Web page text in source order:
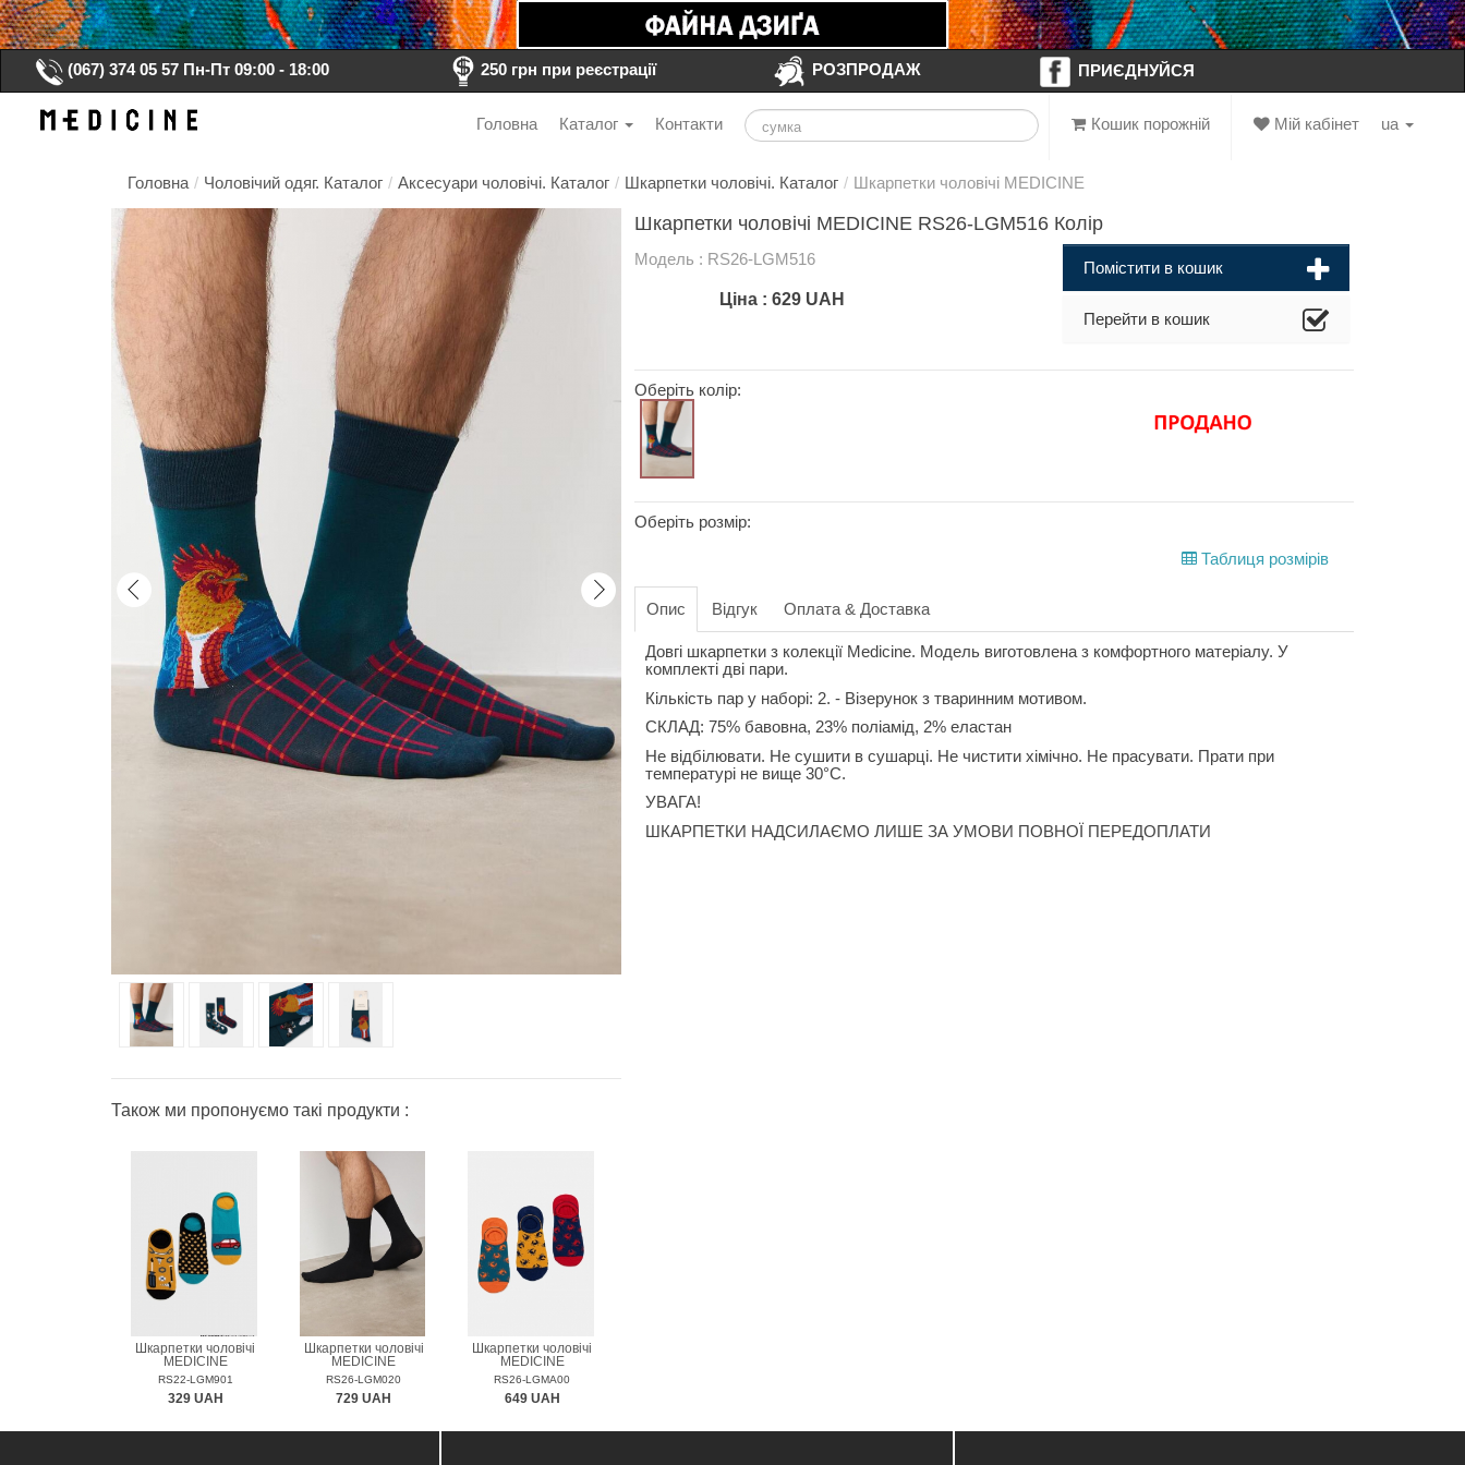
(067) 374 05 57 Пн-Пт 09:00 - 18:00 250 грн при реєстрації РОЗПРОДАЖ ПРИЄДНУЙСЯ
ua
Мій кабінет
Кошик порожній
Головна Каталог Контакти
Головна / Чоловічий одяг. Каталог / Аксесуари чоловічі. Каталог / Шкарпетки чоловічі. Каталог / Шкарпетки чоловічі MEDICINE
Також ми пропонуємо такі продукти :
Шкарпетки чоловічі
MEDICINE
RS22-LGM901
329 UAH
Шкарпетки чоловічі
MEDICINE
RS26-LGM020
729 UAH
Шкарпетки чоловічі
MEDICINE
RS26-LGMA00
649 UAH
Шкарпетки чоловічі MEDICINE RS26-LGM516 Колір
Модель : RS26-LGM516
Ціна : 629 UAH
Помістити в кошик
Перейти в кошик
Оберіть колір:
Оберіть розмір:
Таблиця розмірів
Опис Відгук Оплата & Доставка
Довгі шкарпетки з колекції Medicine. Модель виготовлена з комфортного матеріалу. У
комплекті дві пари.
Кількість пар у наборі: 2. - Візерунок з тваринним мотивом.
СКЛАД: 75% бавовна, 23% поліамід, 2% еластан
Не відбілювати. Не сушити в сушарці. Не чистити хімічно. Не прасувати. Прати при
температурі не вище 30°C.
УВАГА!
ШКАРПЕТКИ НАДСИЛАЄМО ЛИШЕ ЗА УМОВИ ПОВНОЇ ПЕРЕДОПЛАТИ